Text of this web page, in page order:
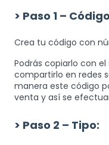
> Paso 1 –
Crea tu código con
Podrás copiarlo con
compartirlo en redes
manera este código
venta y así se
> Paso 2 – Tipo: